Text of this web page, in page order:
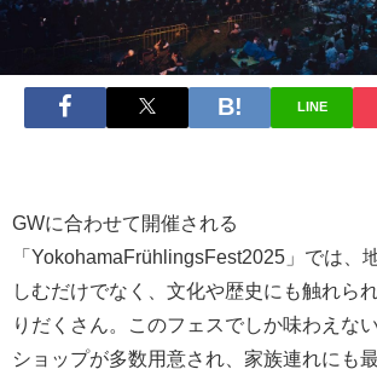
LINE
GWに合わせて開催される
「YokohamaFrühlingsFest2025」では、
しむだけでなく、文化や歴史にも触れら
りだくさん。このフェスでしか味わえな
ショップが多数用意され、家族連れにも